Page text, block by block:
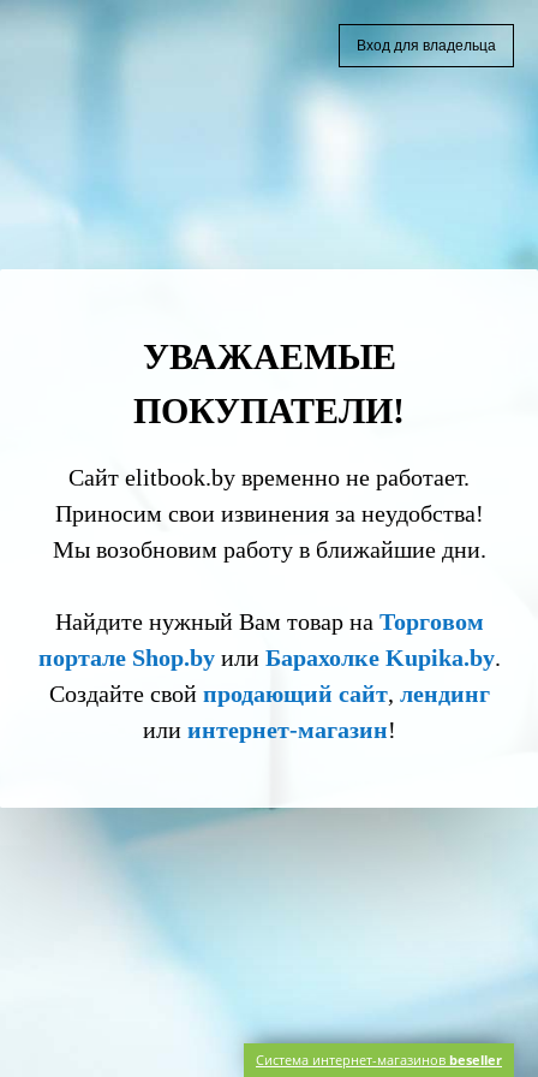
УВАЖАЕМЫЕ
ПОКУПАТЕЛИ!
Сайт elitbook.by временно не работает.
Приносим свои извинения за неудобства!
Мы возобновим работу в ближайшие дни.
Найдите нужный Вам товар на Торговом
портале Shop.byили Барахолке Kupika.by.
Создайте свой продающий сайт, лендинг
или интернет-магазин!
Вход для владельца
Система интернет-магазинов beseller